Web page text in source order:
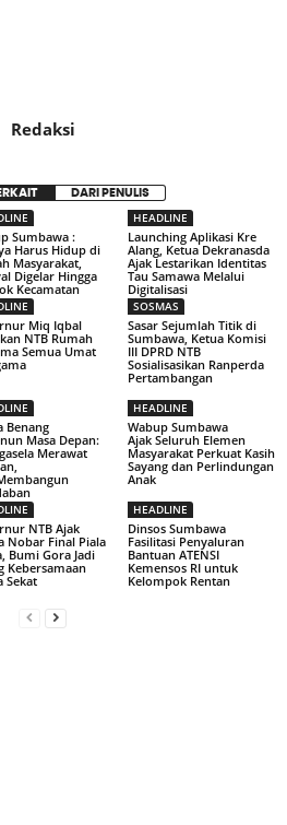
Redaksi
DARI PENULIS
Sumbawa :
Harus Hidup di
Masyarakat,
Digelar Hingga
Kecamatan
HEADLINE
Launching Aplikasi Kre
Alang, Ketua Dekranasda
Ajak Lestarikan Identitas
Tau Samawa Melalui
Digitalisasi
Miq Iqbal
NTB Rumah
Semua Umat
SOSMAS
Sasar Sejumlah Titik di
Sumbawa, Ketua Komisi
III DPRD NTB
Sosialisasikan Ranperda
Pertambangan
Benang
Masa Depan:
Merawat
HEADLINE
Wabup Sumbawa
Ajak Seluruh Elemen
Masyarakat Perkuat Kasih
Sayang dan Perlindungan
Anak
NTB Ajak
Nobar Final Piala
Bumi Gora Jadi
Kebersamaan
Sekat
HEADLINE
Dinsos Sumbawa
Fasilitasi Penyaluran
Bantuan ATENSI
Kemensos RI untuk
Kelompok Rentan